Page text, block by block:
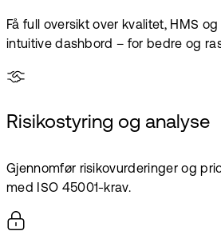
Få full oversikt over kvalitet, HMS
intuitive dashbord – for bedre og
Risikostyring og analyse
Gjennomfør risikovurderinger og
med ISO 45001-krav.